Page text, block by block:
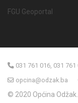
FGU Geoportal
031 761 016, 031 761
opcina@odzak.ba
© 2020 Općina